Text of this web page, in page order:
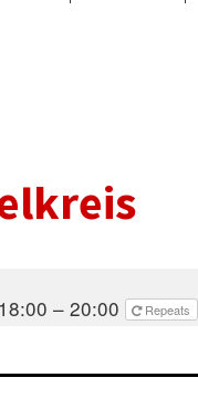
– 20:00 Repeats